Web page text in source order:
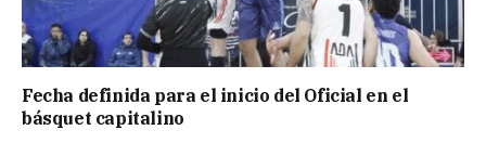
Fecha definida para el inicio del Oficial en el
básquet capitalino